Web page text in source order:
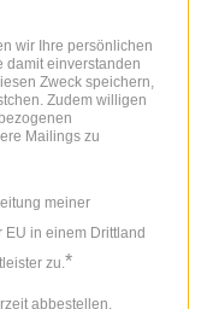
wir Ihre persönlichen
damit einverstanden
Zweck speichern,
Zudem willigen
Mailings zu
meiner
in einem Drittland
zu. *
abbestellen.